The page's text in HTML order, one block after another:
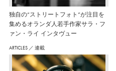
独自の“ストリートフォト”が注目を
集めるオランダ人若手作家サラ・フ
ァン・ライ インタヴュー
ARTICLES ／ 連載